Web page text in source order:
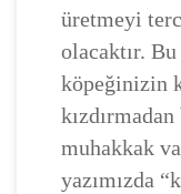
üretmeyi
olacaktır.
köpeğinizin
muhakkak
yazımızda